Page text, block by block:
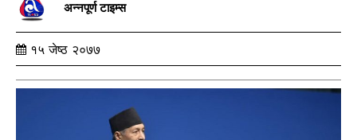
अन्नपूर्ण टाइम्स
१५ जेष्ठ २०७७